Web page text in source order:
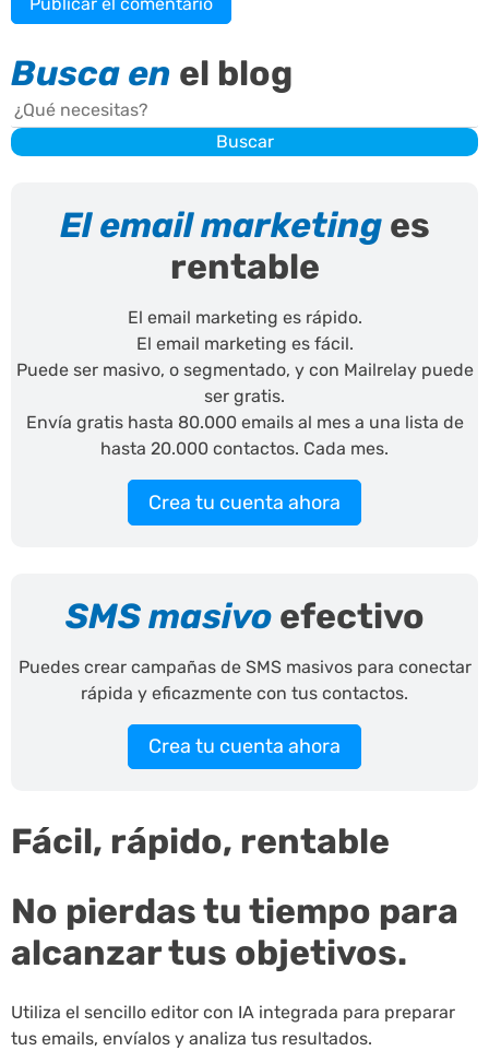
Busca en el blog
Buscar
Buscar
El email marketing es
rentable
El email marketing es rápido.
El email marketing es fácil.
Puede ser masivo, o segmentado, y con Mailrelay puede
ser gratis.
Envía gratis hasta 80.000 emails al mes a una lista de
hasta 20.000 contactos. Cada mes.
Crea tu cuenta ahora
SMS masivoefectivo
Puedes crear campañas de SMS masivos para conectar
rápida y eficazmente con tus contactos.
Crea tu cuenta ahora
Fácil, rápido, rentable
No pierdas tu tiempo para
alcanzar tus objetivos.
Utiliza el sencillo editor con IA integrada para preparar
tus emails, envíalos y analiza tus resultados.